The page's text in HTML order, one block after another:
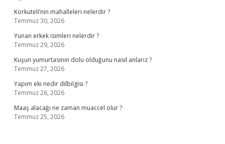
Korkuteli’nin mahalleleri nelerdir ?
Temmuz 30, 2026
Yunan erkek isimleri nelerdir ?
Temmuz 29, 2026
Kuşun yumurtasının dolu olduğunu nasıl anlarız ?
Temmuz 27, 2026
Yapım eki nedir dilbilgisi ?
Temmuz 26, 2026
Maaş alacağı ne zaman muaccel olur ?
Temmuz 25, 2026